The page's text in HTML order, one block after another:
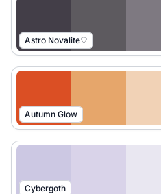
Astro Novalite♡
Autumn Glow
Cybergoth